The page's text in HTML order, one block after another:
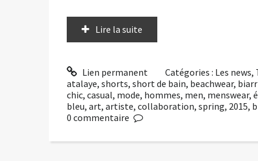
Lire la suite
Lien permanent Catégories : Les news,
atalaye, shorts, short de bain, beachwear,
chic, casual, mode, hommes, men, menswear,
bleu, art, artiste, collaboration, spring, 2015,
0 commentaire